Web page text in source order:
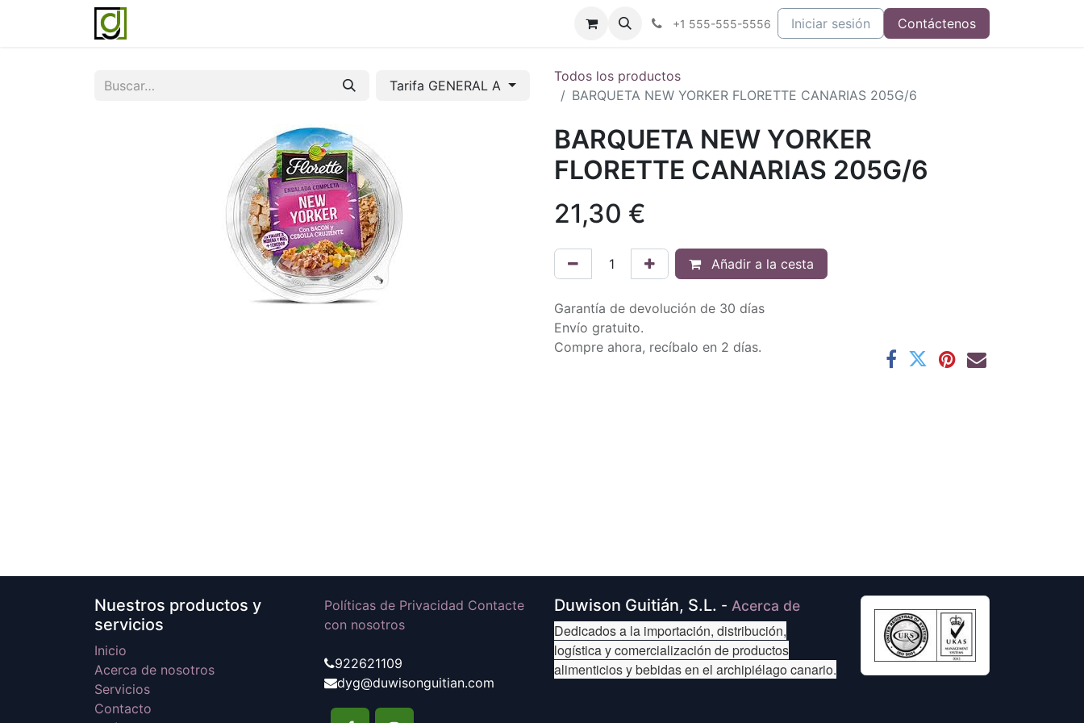
Blog Contáctenos
+1 555-555-5556 Iniciar sesión Contáctenos
Tarifa GENERAL A
Todos los productos
BARQUETA NEW YORKER FLORETTE CANARIAS 205G/6
BARQUETA NEW YORKER
FLORETTE CANARIAS 205G/6
21,30 €
Añadir a la cesta
Garantía de devolución de 30 días
Envío gratuito.
Compre ahora, recíbalo en 2 días.
Nuestros productos y
servicios
Inicio
Acerca de nosotros
Servicios
Contacto
Políticas de Privacidad Contacte
con nosotros
922621109
dyg@duwisonguitian.com
Duwison Guitián, S.L. - Acerca de
Dedicados a la importación, distribución,
logística y comercialización de productos
alimenticios y bebidas en el archipiélago canario.